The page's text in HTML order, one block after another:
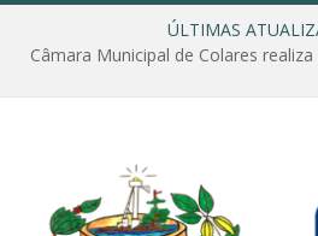
ÚLTIMAS